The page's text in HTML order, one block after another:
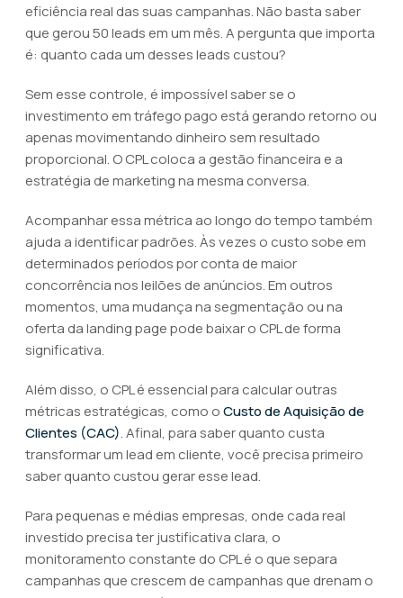
eficiência real das suas campanhas. Não basta saber
que gerou 50 leads em um mês. A pergunta que importa
é: quanto cada um desses leads custou?
Sem esse controle, é impossível saber se o
investimento em tráfego pago está gerando retorno ou
apenas movimentando dinheiro sem resultado
proporcional. O CPL coloca a gestão financeira e a
estratégia de marketing na mesma conversa.
Acompanhar essa métrica ao longo do tempo também
ajuda a identificar padrões. Às vezes o custo sobe em
determinados períodos por conta de maior
concorrência nos leilões de anúncios. Em outros
momentos, uma mudança na segmentação ou na
oferta da landing page pode baixar o CPL de forma
significativa.
Além disso, o CPL é essencial para calcular outras
métricas estratégicas, como oCusto de Aquisição de
Clientes (CAC). Afinal, para saber quanto custa
transformar um lead em cliente, você precisa primeiro
saber quanto custou gerar esse lead.
Para pequenas e médias empresas, onde cada real
investido precisa ter justificativa clara, o
monitoramento constante do CPL é o que separa
campanhas que crescem de campanhas que drenam o